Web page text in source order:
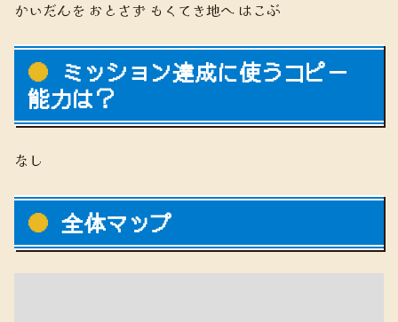
かいだんを おとさず もくてき地へ はこぶ
ミッション達成に使うコピー
能力は？
なし
全体マップ